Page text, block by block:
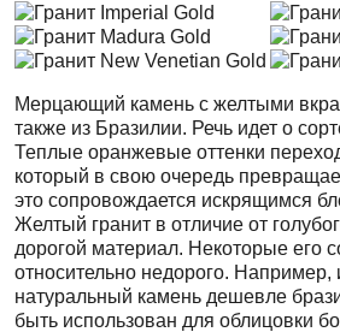
Мерцающий камень с желтыми
также из Бразилии. Речь идет о
Теплые оранжевые оттенки
который в свою очередь
это сопровождается искрящимся
Желтый гранит в отличие от
дорогой материал. Некоторые его
относительно недорого. Например,
натуральный камень дешевле
быть использован для облицовки